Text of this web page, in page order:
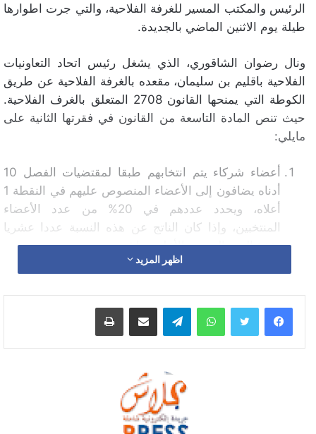
الرئيس والمكتب المسير للغرفة الفلاحية، والتي جرت اطوارها
طيلة يوم الاثنين الماضي بالجديدة.
ونال رضوان الشاقوري، الذي يشغل رئيس اتحاد التعاونيات
الفلاحية باقليم بن سليمان، مقعده بالغرفة الفلاحية عن طريق
الكوطة التي يمنحها القانون 2708 المتعلق بالغرف الفلاحية.
حيث تنص المادة التاسعة من القانون في فقرتها الثانية على
مايلي:
أعضاء شركاء يتم انتخابهم طبقا لمقتضيات الفصل 10
أدناه يضافون إلى الأعضاء المنصوص عليهم في النقطة 1
أعلاه، ويحدد عددهم في 20% من عدد الأعضاء
المنتخبين، وإذا كان الناتج عن هذه النسبة عددا عشريا
يؤخذ العدد الصحيح الأعلى مباشرة.
كما تشير المادة 10 من نفس القانون على انه:
يتم انتخاب الأعضاء الشركاء، بالاقتراع الأحادي.
تحدد الجمعيات المهنية الفلاحية المسموح لها بتقديم مرشحيها
بموجب قرار مشترك بين السلطة الحكومية المكلفة بالفلاحة
والسلطة الحكومية المكلفة بالداخلية، وذلك وفق معايير
وكيفيات ينص عليها هذا القرار .
اظهر المزيد
واتساب تيلقرام مشاركة عبر البريد طباعة